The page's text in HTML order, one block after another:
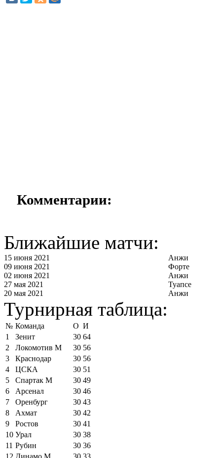
Комментарии:
Ближайшие матчи:
15 июня 2021
Анжи
09 июня 2021
Форте
02 июня 2021
Анжи
27 мая 2021
Туапсе
20 мая 2021
Анжи
Турнирная таблица:
№ Команда О И
1
Зенит 30 64
2
Локомотив М 30 56
3
Краснодар 30 56
4
ЦСКА 30 51
5
Спартак М 30 49
6
Арсенал 30 46
7
Оренбург 30 43
8
Ахмат 30 42
9
Ростов 30 41
10 Урал 30 38
11 Рубин 30 36
12 Динамо М 30 33